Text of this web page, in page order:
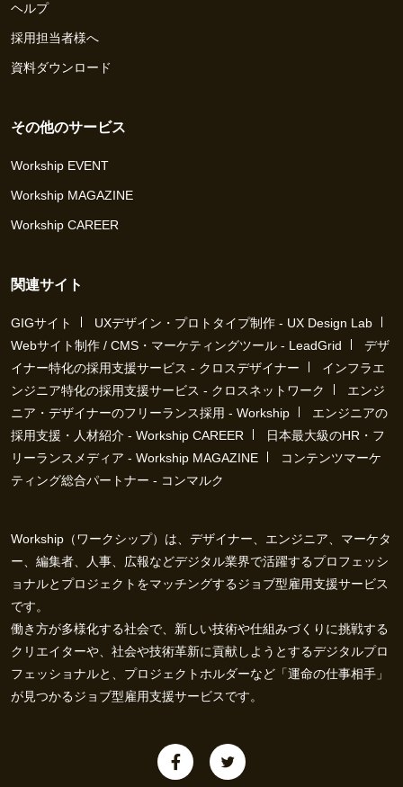
ヘルプ
採用担当者様へ
資料ダウンロード
その他のサービス
Workship EVENT
Workship MAGAZINE
Workship CAREER
関連サイト
GIGサイト
UXデザイン・プロトタイプ制作 - UX Design Lab
Webサイト制作 / CMS・マーケティングツール - LeadGrid
デザ
イナー特化の採用支援サービス - クロスデザイナー
インフラエ
ンジニア特化の採用支援サービス - クロスネットワーク
エンジ
ニア・デザイナーのフリーランス採用 - Workship
エンジニアの
採用支援・人材紹介 - Workship CAREER
日本最大級のHR・フ
リーランスメディア - Workship MAGAZINE
コンテンツマーケ
ティング総合パートナー - コンマルク
Workship（ワークシップ）は、デザイナー、エンジニア、マーケタ
ー、編集者、人事、広報などデジタル業界で活躍するプロフェッシ
ョナルとプロジェクトをマッチングするジョブ型雇用支援サービス
です。
働き方が多様化する社会で、新しい技術や仕組みづくりに挑戦する
クリエイターや、社会や技術革新に貢献しようとするデジタルプロ
フェッショナルと、プロジェクトホルダーなど「運命の仕事相手」
が見つかるジョブ型雇用支援サービスです。